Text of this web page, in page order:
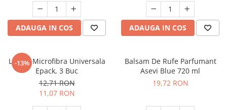
ADAUGA IN COS ADAUGA IN COS
-13%
Lavete Microfibra Universala
Epack, 3 Buc
12,71 RON
11,07 RON
Balsam De Rufe Parfumant
Asevi Blue 720 ml
19,72 RON